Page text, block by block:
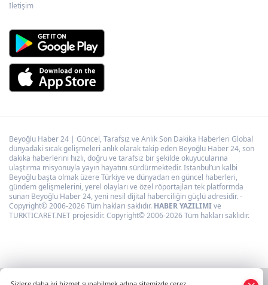
İletişim
Beyoğlu Haber 24 | Güncel, Tarafsız ve Anlık Son Dakika Haberleri Global
dünyadaki sıcak gelişmeleri anlık olarak takip eden Beyoğlu Haber 24, son
dakika haberlerini hızlı, doğru ve tarafsız bir şekilde okuyucularına
ulaştırma misyonuyla yayın hayatını sürdürmektedir. İstanbul’un kalbi
Beyoğlu başta olmak üzere Türkiye ve dünyadan en güncel haberleri,
gündem gelişmelerini, yerel olayları ve özel röportajları tek platformda
sunan Beyoğlu Haber 24, yeni nesil dijital haberciliğin güçlü adresidir. -
Copyright© 2006-2026 Tüm hakları saklıdır. HABER YAZILIMIve
TURKTICARET.NET projesidir. Copyright© 2006-2026 Tüm hakları saklıdır.